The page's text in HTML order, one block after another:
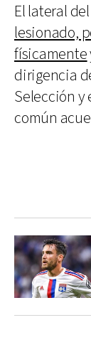
El lateral del
lesionado,
físicamente
dirigencia
Selección y
común